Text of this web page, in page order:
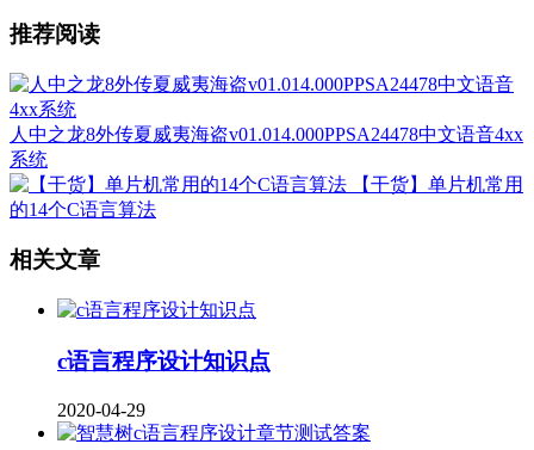
推荐阅读
人中之龙8外传夏威夷海盗v01.014.000PPSA24478中文语音4xx
系统
【干货】单片机常用
的14个C语言算法
相关文章
c语言程序设计知识点
2020-04-29